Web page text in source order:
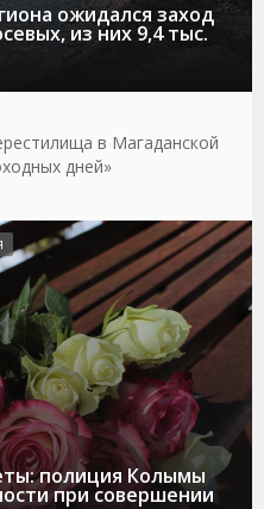
ожидался заход
из них 9,4 тыс.
в Магаданской
дней»
полиция Колымы
при совершении